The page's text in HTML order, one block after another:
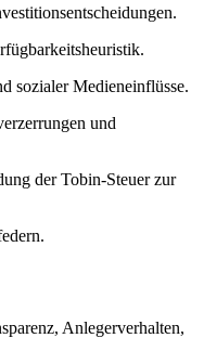
sozialer Medieneinflüsse.
und
der Tobin-Steuer zur
Anlegerverhalten,